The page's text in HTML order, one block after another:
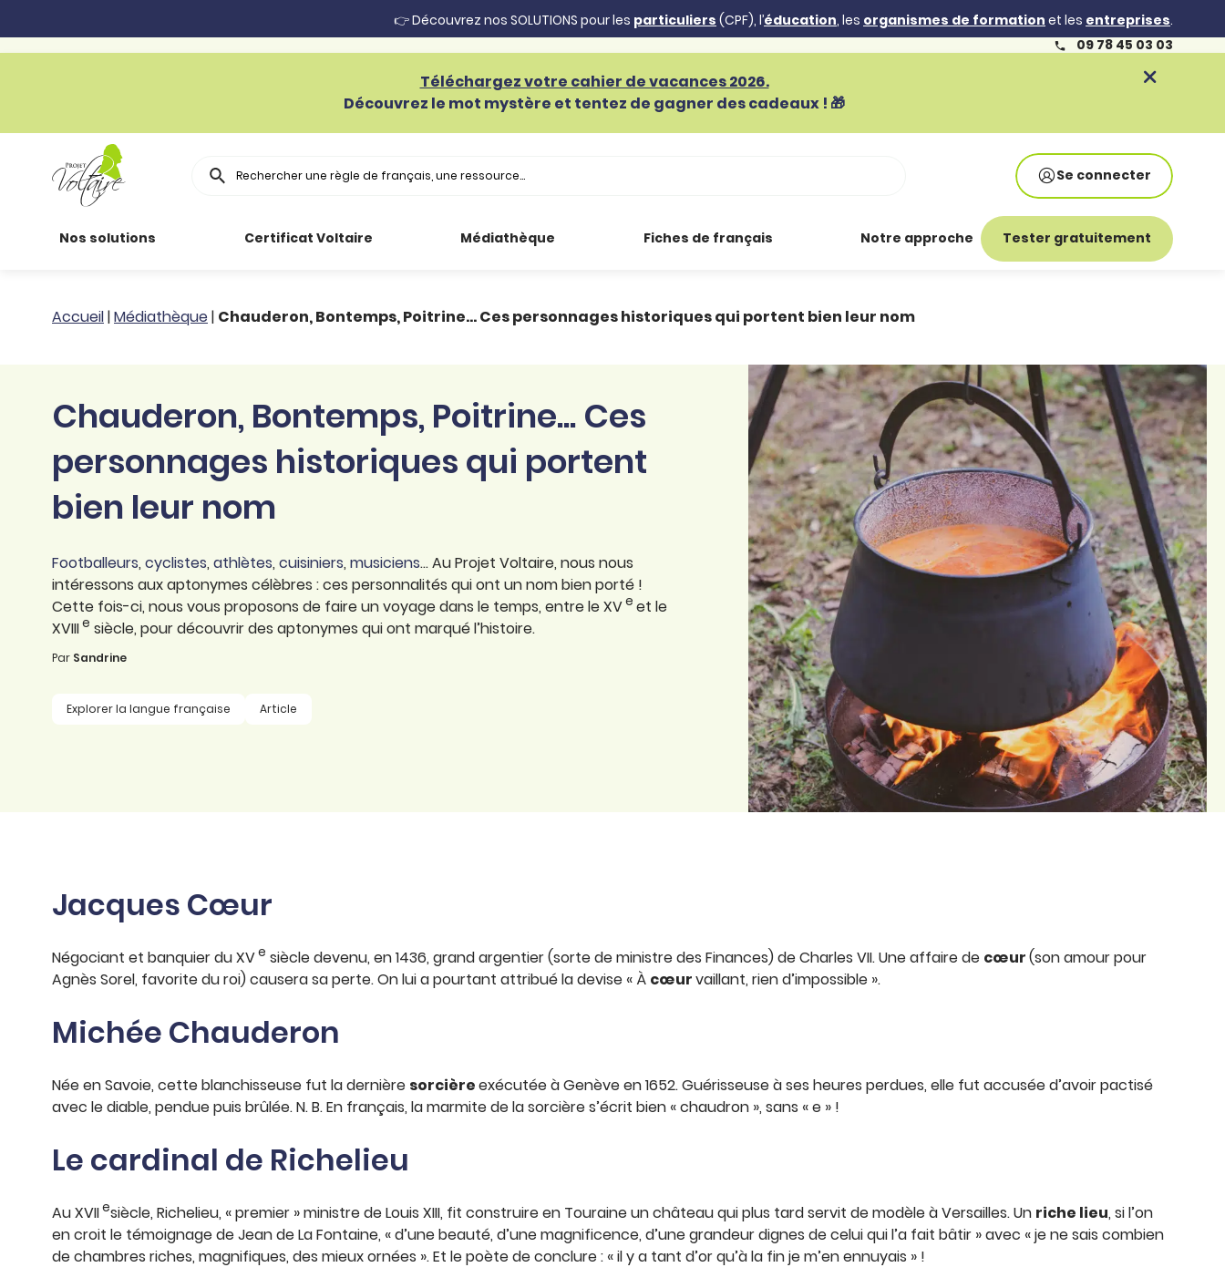
👉 Découvrez nos SOLUTIONS pour les particuliers (CPF), l’éducation, les organismes de formation et les entreprises.
09 78 45 03 03
Téléchargez votre cahier de vacances 2026.
Découvrez le mot mystère et tentez de gagner des cadeaux ! 🎁
Rechercher Se connecter
Nos solutions
Particuliers
formation
Évaluer le niveau de ses
salariés
Certificat Voltaire Médiathèque
Toutes nos
professionnel
Animer une classe
Aider ses enfants
salariés
Explorer la langue
française
Découvrir nos
Témoignages
Fiches de français
Conjugaison
d’orthographe
Syntaxe
Toutes nos fiches
Notre approche Tester gratuitement
Accueil|Médiathèque| Chauderon, Bontemps, Poitrine… Ces personnages historiques qui portent bien leur nom
Chauderon, Bontemps, Poitrine... Ces
personnages historiques qui portent
bien leur nom
Footballeurs, cyclistes, athlètes, cuisiniers, musiciens... Au Projet Voltaire, nous nous
intéressons aux aptonymes célèbres : ces personnalités qui ont un nom bien porté !
Cette fois-ci, nous vous proposons de faire un voyage dans le temps, entre le XVe et le
XVIIIe siècle, pour découvrir des aptonymes qui ont marqué l’histoire.
Par Sandrine
Explorer la langue française Article
Jacques Cœur
Négociant et banquier du XVe siècle devenu, en 1436, grand argentier (sorte de ministre des Finances) de Charles VII. Une affaire de cœur(son amour pour
Agnès Sorel, favorite du roi) causera sa perte. On lui a pourtant attribué la devise « À cœurvaillant, rien d’impossible ».
Michée Chauderon
Née en Savoie, cette blanchisseuse fut la dernière sorcièreexécutée à Genève en 1652. Guérisseuse à ses heures perdues, elle fut accusée d’avoir pactisé
avec le diable, pendue puis brûlée. N. B. En français, la marmite de la sorcière s’écrit bien « chaudron », sans « e » !
Le cardinal de Richelieu
Au XVIIesiècle, Richelieu, « premier » ministre de Louis XIII, fit construire en Touraine un château qui plus tard servit de modèle à Versailles. Un riche lieu, si l’on
en croit le témoignage de Jean de La Fontaine, « d’une beauté, d’une magnificence, d’une grandeur dignes de celui qui l’a fait bâtir » avec « je ne sais combien
de chambres riches, magnifiques, des mieux ornées ». Et le poète de conclure : « il y a tant d’or qu’à la fin je m’en ennuyais » !